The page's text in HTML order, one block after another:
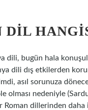
DIL
dili, bugün hala
dili dış etkilerden
asıl sorunuza
olması nedeniyle
dillerinden daha